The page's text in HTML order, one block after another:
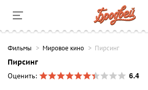
Фильмы Мировое кино Пирсинг
Пирсинг
Оценить:
6.4